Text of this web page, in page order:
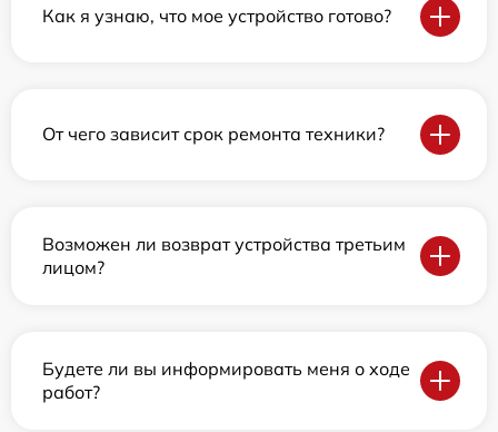
Как я узнаю, что мое устройство готово?
От чего зависит срок ремонта техники?
Возможен ли возврат устройства третьим
лицом?
Будете ли вы информировать меня о ходе
работ?